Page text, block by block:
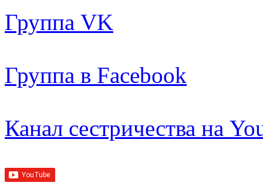
Группа VK
Группа в Facebook
Канал сестричества на